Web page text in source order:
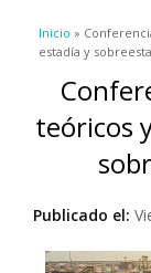
Se
Inicio »
estadía y
teóricos
Publicado el: